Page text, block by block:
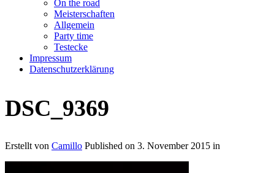
On the road
Meisterschaften
Allgemein
Party time
Testecke
Impressum
Datenschutzerklärung
DSC_9369
Erstellt von Camillo Published on 3. November 2015 in